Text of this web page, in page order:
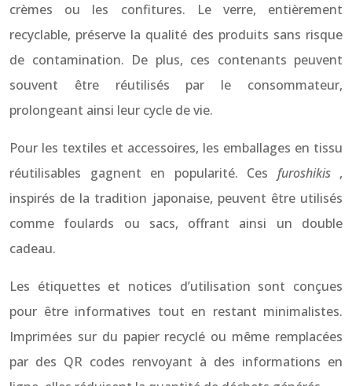
crèmes ou les confitures. Le verre, entièrement
recyclable, préserve la qualité des produits sans risque
de contamination. De plus, ces contenants peuvent
souvent être réutilisés par le consommateur,
prolongeant ainsi leur cycle de vie.
Pour les textiles et accessoires, les emballages en tissu
réutilisables gagnent en popularité. Ces furoshikis ,
inspirés de la tradition japonaise, peuvent être utilisés
comme foulards ou sacs, offrant ainsi un double
cadeau.
Les étiquettes et notices d’utilisation sont conçues
pour être informatives tout en restant minimalistes.
Imprimées sur du papier recyclé ou même remplacées
par des QR codes renvoyant à des informations en